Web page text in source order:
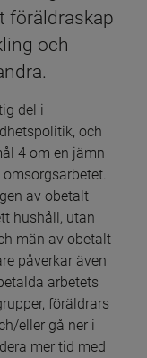
föräldraskap
och
del i
och
4 om en jämn
av obetalt
hushåll, utan
män av obetalt
påverkar även
arbetets
föräldrars
eller gå ner i
mer tid med